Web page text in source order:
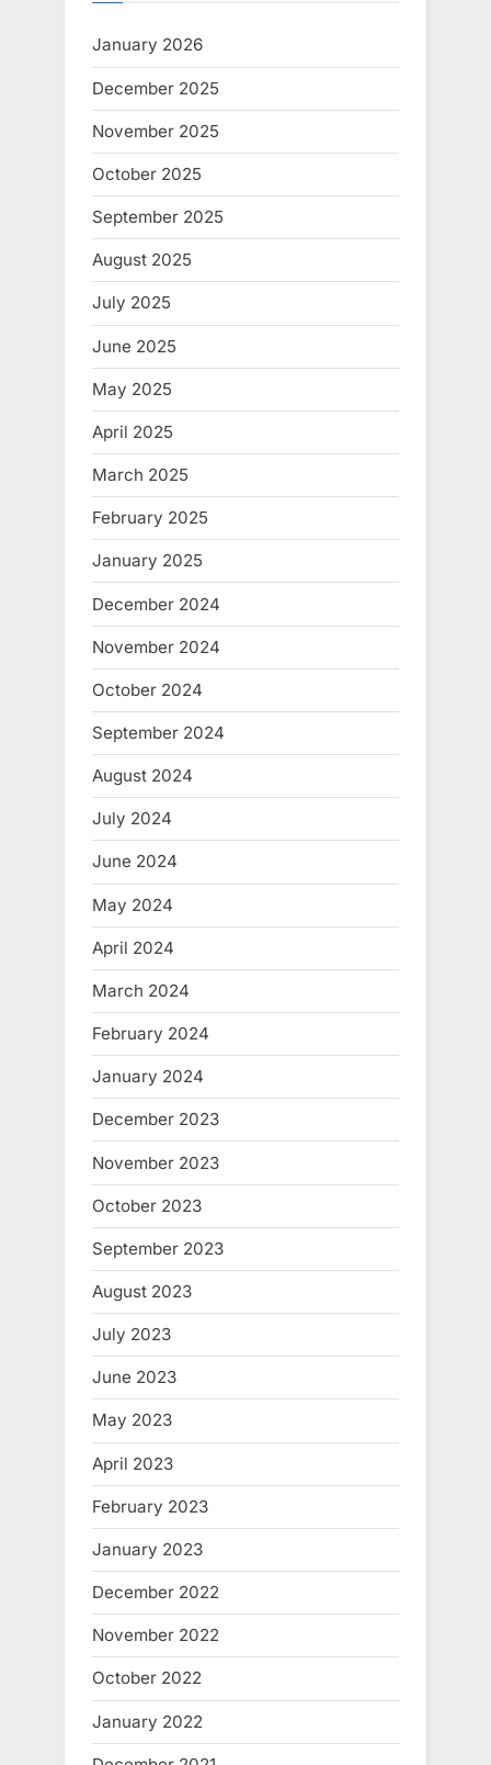
January 2026
December 2025
November 2025
October 2025
September 2025
August 2025
July 2025
June 2025
May 2025
April 2025
March 2025
February 2025
January 2025
December 2024
November 2024
October 2024
September 2024
August 2024
July 2024
June 2024
May 2024
April 2024
March 2024
February 2024
January 2024
December 2023
November 2023
October 2023
September 2023
August 2023
July 2023
June 2023
May 2023
April 2023
February 2023
January 2023
December 2022
November 2022
October 2022
January 2022